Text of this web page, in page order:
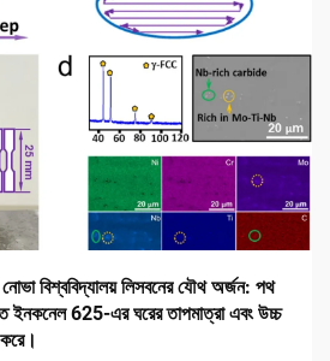
বিশ্ববিদ্যালয় লিসবনের যৌথ অর্জন: পথ
ইনকনেল 625-এর ঘরের তাপমাত্রা এবং উচ্চ